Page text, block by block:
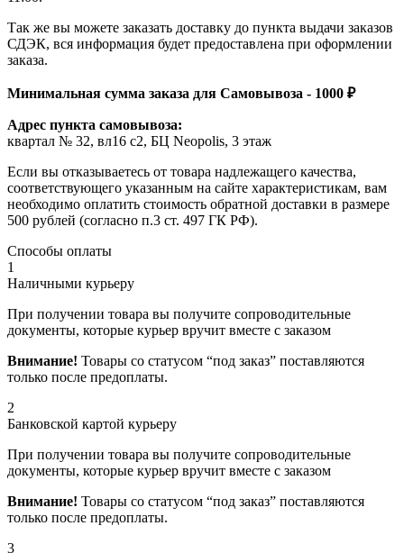
Так же вы можете заказать доставку до пункта выдачи заказов
СДЭК, вся информация будет предоставлена при оформлении
заказа.
Минимальная сумма заказа для Самовывоза - 1000 ₽
Адрес пункта самовывоза:
квартал № 32, вл16 с2, БЦ Neopolis, 3 этаж
Если вы отказываетесь от товара надлежащего качества,
соответствующего указанным на сайте характеристикам, вам
необходимо оплатить стоимость обратной доставки в размере
500 рублей (согласно п.3 ст. 497 ГК РФ).
Способы оплаты
1
Наличными курьеру
При получении товара вы получите сопроводительные
документы, которые курьер вручит вместе с заказом
Внимание! Товары со статусом “под заказ” поставляются
только после предоплаты.
2
Банковской картой курьеру
При получении товара вы получите сопроводительные
документы, которые курьер вручит вместе с заказом
Внимание! Товары со статусом “под заказ” поставляются
только после предоплаты.
3